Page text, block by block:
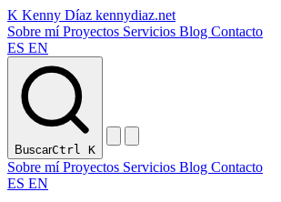
K Kenny Díaz kennydiaz.net
Sobre míProyectos Servicios Blog Contacto
ES EN
BuscarCtrl K
Sobre míProyectos Servicios Blog Contacto
ES EN